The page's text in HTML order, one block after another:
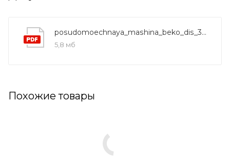
posudomoechnaya_mashina_beko_dis_39020_instruction
5,8 мб
Похожие товары